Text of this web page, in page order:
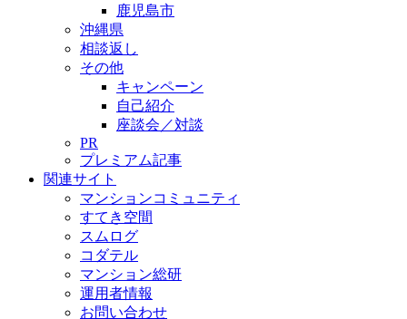
鹿児島市
沖縄県
相談返し
その他
キャンペーン
自己紹介
座談会／対談
PR
プレミアム記事
関連サイト
マンションコミュニティ
すてき空間
スムログ
コダテル
マンション総研
運用者情報
お問い合わせ